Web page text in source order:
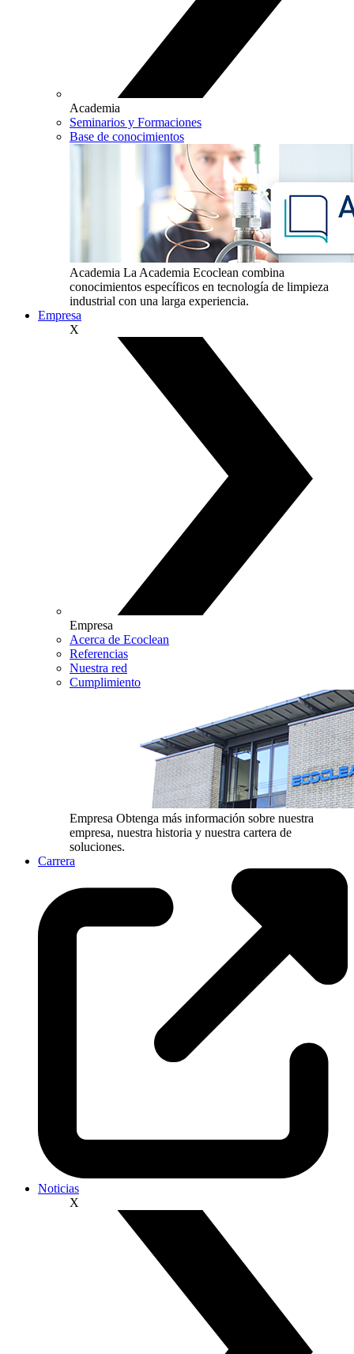
Academia
Seminarios y Formaciones
Base de conocimientos
Academia La Academia Ecoclean combina
conocimientos específicos en tecnología de limpieza
industrial con una larga experiencia.
Empresa
X
Empresa
Acerca de Ecoclean
Referencias
Nuestra red
Cumplimiento
Empresa Obtenga más información sobre nuestra
empresa, nuestra historia y nuestra cartera de
soluciones.
Carrera
Noticias
X